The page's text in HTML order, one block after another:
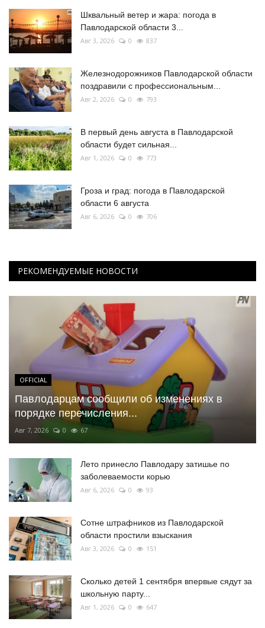
Шквальный ветер и жара: погода в
Павлодарской области 3...
Авг 3, 2026 0 837
Железнодорожников Павлодарской области
поздравили с профессиональным...
Авг 2, 2026 0 793
В первый день августа в Павлодарской
области будет сильная...
Авг 1, 2026 0 773
Гроза и град: погода в Павлодарской
области 6 августа
Авг 6, 2026 0 706
РЕКОМЕНДУЕМЫЕ НОВОСТИ
OFFICIAL
Павлодарцам сообщили об изменениях в
порядке перечисления...
Авг 7, 2026 0 67
Лето принесло Павлодару затишье по
заболеваемости корью
Авг 6, 2026 0 93
Сотне штрафников из Павлодарской
области простили взыскания
Авг 3, 2026 0 151
Сколько детей 1 сентября впервые сядут за
школьную парту...
Авг 1, 2026 0 647